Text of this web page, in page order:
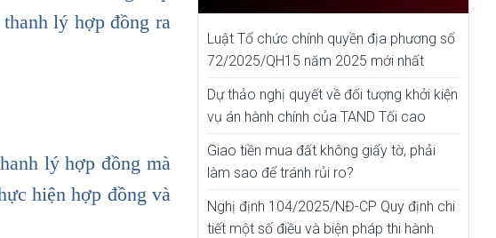
lý hợp đồng ra
lý hợp đồng mà
hiện hợp đồng và
Luật Tổ chức chính quyền địa phương số
72/2025/QH15 năm 2025 mới nhất
Dự thảo nghị quyết về đối tượng khởi kiện
vụ án hành chính của TAND Tối cao
Giao tiền mua đất không giấy tờ, phải
làm sao để tránh rủi ro?
Nghị định 104/2025/NĐ-CP Quy định chi
tiết một số điều và biện pháp thi hành